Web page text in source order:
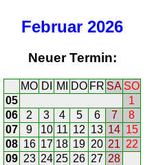
Februar 2026
Neuer Termin:
MO DI MI DO FR SA SO
05
1
06
2 3 4 5 6 7
8
07
9 10 11 12 13 14 15
08 16 17 18 19 20 21 22
09 23 24 25 26 27 28